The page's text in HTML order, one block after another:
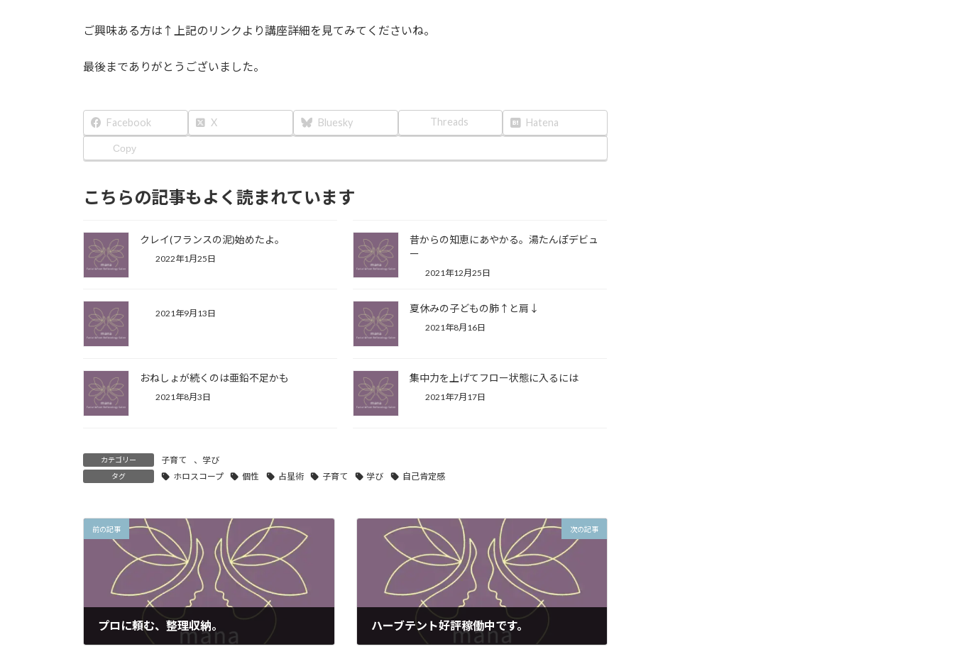
ご興味ある方は↑上記のリンクより講座詳細を見てみてくださいね。
最後までありがとうございました。
Facebook X Bluesky Threads Hatena
Copy
こちらの記事もよく読まれています
クレイ(フランスの泥)始めたよ。
2022年1月25日
昔からの知恵にあやかる。湯たんぽデビュ
ー
2021年12月25日
2021年9月13日 夏休みの子どもの肺↑と肩↓
2021年8月16日
おねしょが続くのは亜鉛不足かも
2021年8月3日
集中力を上げてフロー状態に入るには
2021年7月17日
カテゴリー 子育て 、 学び
タグ ホロスコープ 個性 占星術 子育て 学び 自己肯定感
前の記事
プロに頼む、整理収納。
次の記事
ハーブテント好評稼働中です。